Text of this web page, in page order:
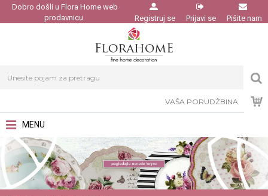
Dobro došli u Flora Home web
prodavnicu.
Registruj se Prijavi se Pišite nam
VAŠA PORUDŽBINA
MENU